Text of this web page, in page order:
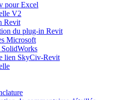
pour Excel
V2
Revit
du plug-in Revit
Microsoft
lien SkyCiv-Revit